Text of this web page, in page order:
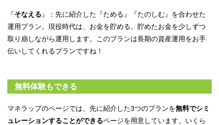
『そなえる 』：先に紹介した『ためる』『たのしむ』を合わせた
運用プラン。現役時代は、お金を貯める。貯めたお金を少しずつ
取り崩しながら運用します。このプランは長期の資産運用をお手
伝いしてくれるプランですね！
無料体験もできる
マネラップのページでは、先に紹介した3つのプランを無料でシミ
ュレーションすることができるページを用意しています。いくら